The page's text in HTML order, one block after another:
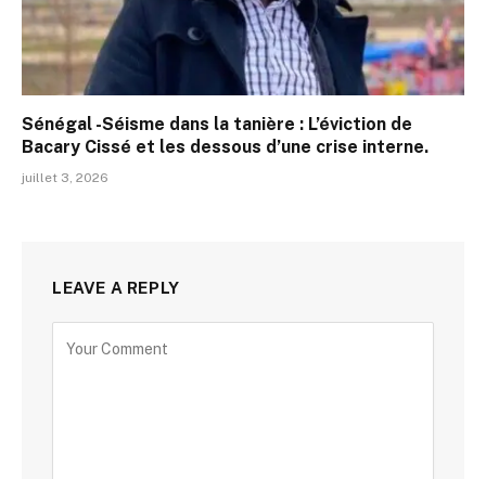
Sénégal -Séisme dans la tanière : L’éviction de
Bacary Cissé et les dessous d’une crise interne.
juillet 3, 2026
LEAVE A REPLY